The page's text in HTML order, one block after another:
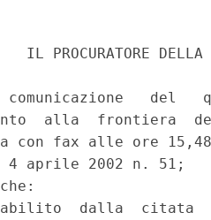
IL PROCURATORE DELLA
comunicazione   del
alla  frontiera
con fax alle ore
aprile 2002 n. 51;
dalla  citata